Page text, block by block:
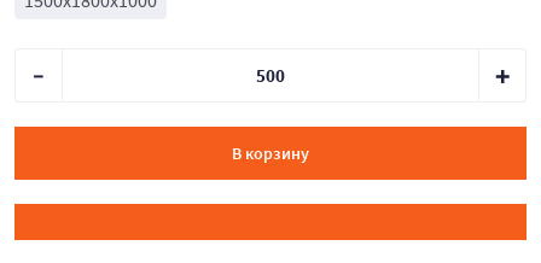
В корзину